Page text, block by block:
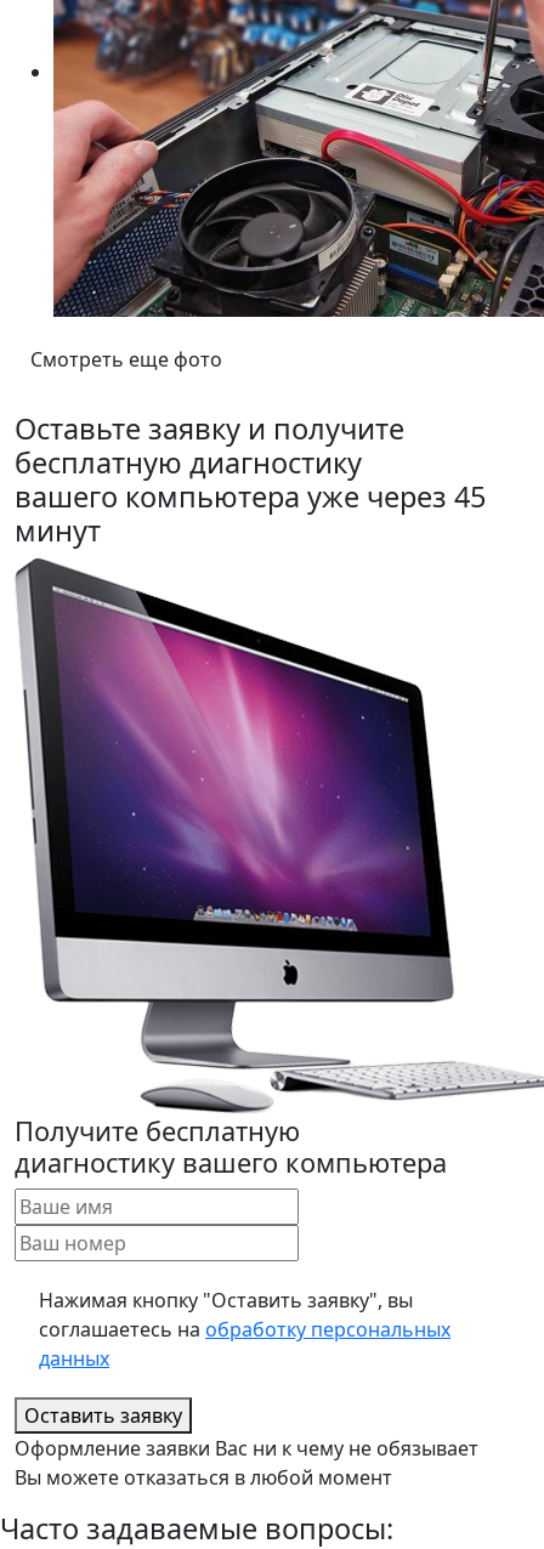
Смотреть еще фото
Оставьте заявку и получите
бесплатную диагностику
вашего компьютера уже через 45
минут
Получите бесплатную
диагностику вашего компьютера
Нажимая кнопку "Оставить заявку", вы
соглашаетесь на обработку персональных
данных
Оставить заявку
Оформление заявки Вас ни к чему не обязывает
Вы можете отказаться в любой момент
Часто задаваемые вопросы: